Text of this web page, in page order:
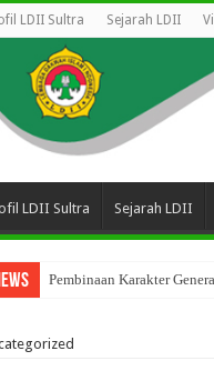
LDII Sultra Sejarah LDII
LDII Sultra Sejarah LDII
Pembinaan Karakter
DPP LDII Apresiasi